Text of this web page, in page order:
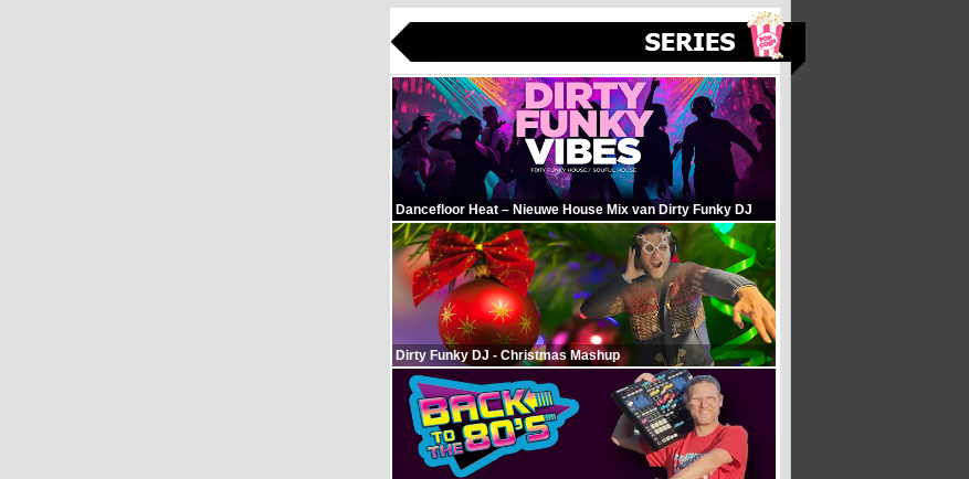
Dancefloor Heat – Nieuwe House Mix van Dirty Funky DJ
Dirty Funky DJ - Christmas Mashup